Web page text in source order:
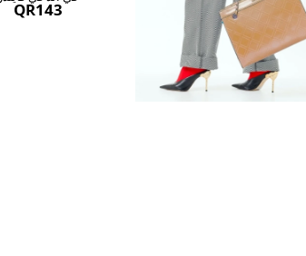
QR143